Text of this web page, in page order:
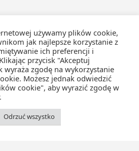
w demokracji?
związane z globalizacją?
określające siłę?
się robotyki w domu?
aktywności
używamy plików cookie,
jak najlepsze korzystanie z
ich preferencji i
przycisk "Akceptuj
wyraża zgodę na wykorzystanie
Możesz jednak odwiedzić
cookie", aby wyrazić zgodę w
Odrzuć wszystko